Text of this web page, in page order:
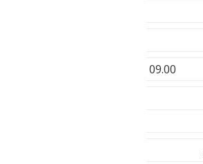
09.00